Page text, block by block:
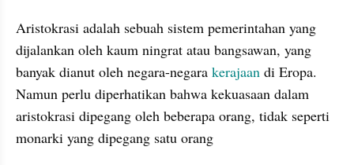
Aristokrasi adalah sebuah sistem pemerintahan yang
dijalankan oleh kaum ningrat atau bangsawan, yang
banyak dianut oleh negara-negara kerajaan di Eropa.
Namun perlu diperhatikan bahwa kekuasaan dalam
aristokrasi dipegang oleh beberapa orang, tidak seperti
monarki yang dipegang satu orang